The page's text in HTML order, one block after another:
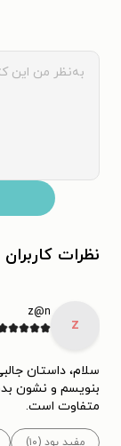
نظرات کاربران
z
z@n
سلام، داستان
بنویسم و نشون
متفاوت است.
مفید بود (۱۰)